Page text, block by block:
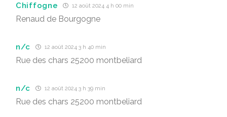
Chiffogne 12 août 2024 4 h 00 min
Renaud de Bourgogne
n/c 12 août 2024 3 h 40 min
Rue des chars 25200 montbeliard
n/c 12 août 2024 3 h 39 min
Rue des chars 25200 montbeliard